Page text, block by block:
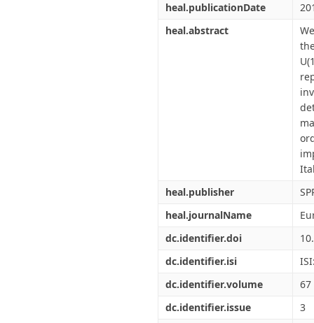
heal.publicationDate
heal.abstract
heal.publisher
heal.journalName
dc.identifier.doi
dc.identifier.isi
dc.identifier.volume
67
dc.identifier.issue
3